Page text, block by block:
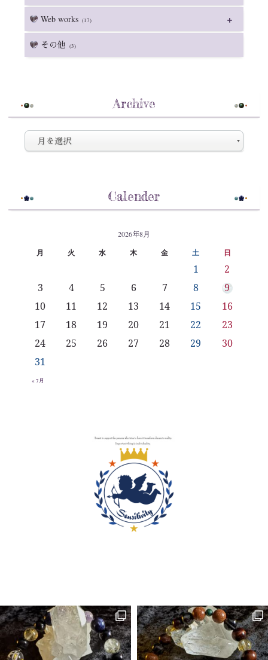
Web works (17)
その他 (3)
Archive
Calender
2026年8月
月 火 水 木 金 土 日
1
2
3
4 5 6 7 8
9
10
11 12 13 14 15
16
17
18 19 20 21 22
23
24
25 26 27 28 29
30
31
« 7月